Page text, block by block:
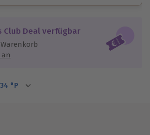
für alle Erlebnisse einlösbar.
& verlängerbar.
Club Deal verfügbar
°P